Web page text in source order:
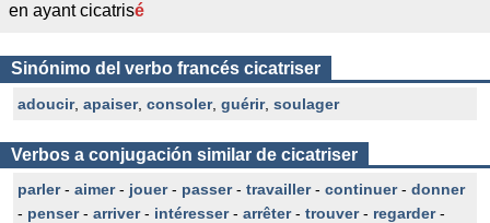
en ayant cicatrisé
Sinónimo del verbo francés cicatriser
adoucir, apaiser, consoler, guérir, soulager
Verbos a conjugación similar de cicatriser
parler- aimer- jouer- passer- travailler- continuer- donner
- penser- arriver- intéresser- arrêter- trouver- regarder-